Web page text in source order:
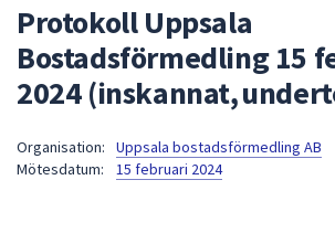
Protokoll Uppsala
Bostadsförmedling 15
2024 (inskannat,
Organisation:
Uppsala bostadsförmedling AB
Mötesdatum:
15 februari 2024